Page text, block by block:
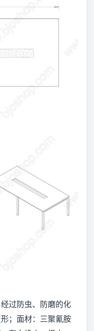
过防虫、防磨的化
；面材：三聚氰胺